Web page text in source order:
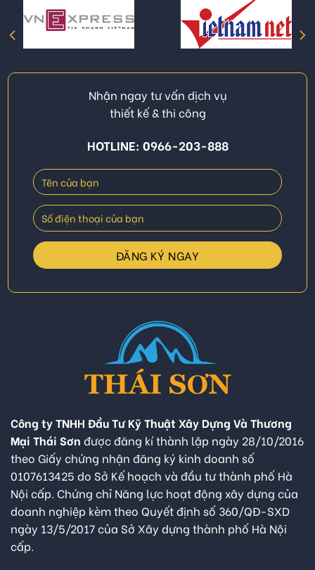
Nhận ngay tư vấn dịch vụ
thiết kế & thi công
HOTLINE: 0966-203-888
Công ty TNHH Đầu Tư Kỹ Thuật Xây Dựng Và Thương
Mại Thái Sơn được đăng kí thành lập ngày 28/10/2016
theo Giấy chứng nhận đăng ký kinh doanh số
0107613425 do Sở Kế hoạch và đầu tư thành phố Hà
Nội cấp. Chứng chỉ Năng lực hoạt động xây dựng của
doanh nghiệp kèm theo Quyết định số 360/QĐ-SXD
ngày 13/5/2017 của Sở Xây dựng thành phố Hà Nội
cấp.